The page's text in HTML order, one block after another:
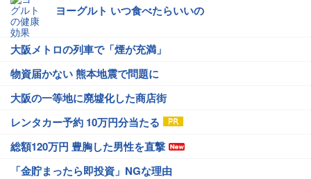
ヨーグルト いつ食べたらいいの
大阪メトロの列車で「煙が充満」
物資届かない 熊本地震で問題に
大阪の一等地に廃墟化した商店街
レンタカー予約 10万円分当たる
総額120万円 豊胸した男性を直撃
「金貯まったら即投資」NGな理由